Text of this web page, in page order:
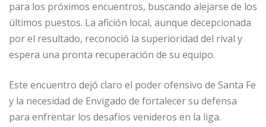
para los próximos encuentros, buscando alejarse de los
últimos puestos. La afición local, aunque decepcionada
por el resultado, reconoció la superioridad del rival y
espera una pronta recuperación de su equipo.​
Este encuentro dejó claro el poder ofensivo de Santa Fe
y la necesidad de Envigado de fortalecer su defensa
para enfrentar los desafíos venideros en la liga.